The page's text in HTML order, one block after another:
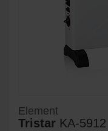
Element
Tristar KA-5912